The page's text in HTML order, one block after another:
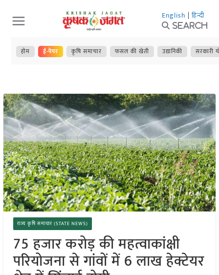
Skip
to
content
English | हिन्दी
Search
होम ई-पेपर कृषि समाचार फसल की खेती उद्यानिकी सरकारी
राज्य कृषि समाचार (STATE NEWS)
75 हजार करोड़ की महत्वाकांक्षी
परियोजना से गांवों में 6 लाख हेक्टेयर